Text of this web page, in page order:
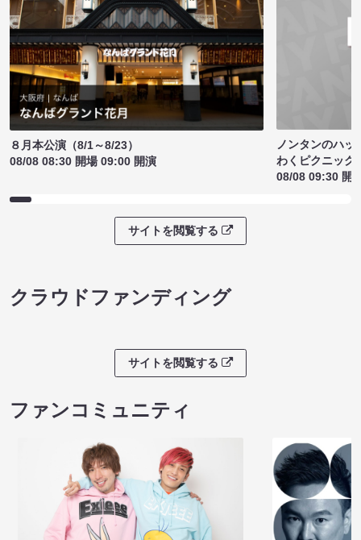
８月本公演（8/1～8/23）
08/08 08:30 開場 09:00 開演
ノンタンのハッ
わくピクニック
08/08 09:30 開
サイトを閲覧する
クラウドファンディング
サイトを閲覧する
ファンコミュニティ